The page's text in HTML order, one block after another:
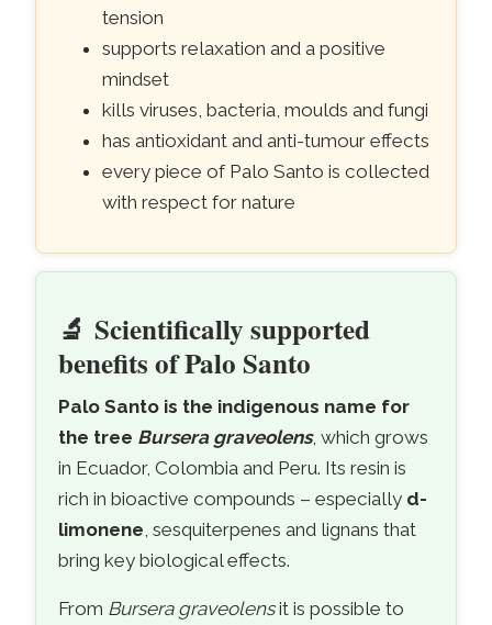
tension
supports relaxation and a positive
mindset
kills viruses, bacteria, moulds and fungi
has antioxidant and anti-tumour effects
every piece of Palo Santo is collected
with respect for nature
🔬Scientifically supported
benefits of Palo Santo
Palo Santo is the indigenous name for
the tree Bursera graveolens, which grows
in Ecuador, Colombia and Peru. Its resin is
rich in bioactive compounds – especially d-
limonene, sesquiterpenes and lignans that
bring key biological effects.
From Bursera graveolensit is possible to